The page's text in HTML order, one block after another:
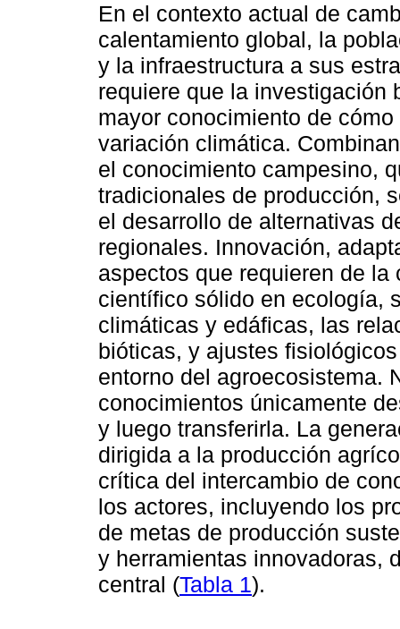
En el contexto actual de
calentamiento global, la
y la infraestructura a sus
requiere que la investigación
mayor conocimiento de
variación climática.
el conocimiento campesino,
tradicionales de producción,
el desarrollo de alternativas
regionales. Innovación,
aspectos que requieren de
científico sólido en ecología,
climáticas y edáficas, las
bióticas, y ajustes
entorno del agroecosistema.
conocimientos únicamente
y luego transferirla. La
dirigida a la producción
crítica del intercambio de
los actores, incluyendo los
de metas de producción
y herramientas innovadoras,
central (Tabla 1).